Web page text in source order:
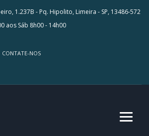
1.237B - Pq. Hipolito, Limeira - SP, 13486-572
aos Sáb 8h00 - 14h00
CONTATE-NOS